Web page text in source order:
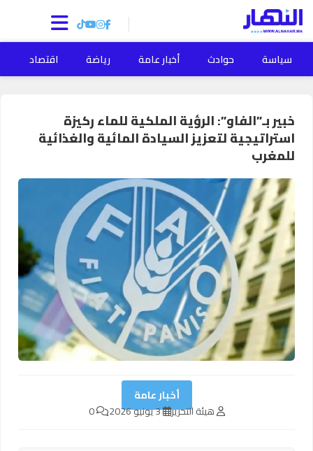
سياسة حوادث أخبار عامة رياضة اقتصاد
خبير بـ”الفاو”: الرؤية الملكية للماء ركيزة
استراتيجية لتعزيز السيادة المائية والغذائية
للمغرب
أخبار عامة
هيئة التحرير 3 يونيو 2026 0